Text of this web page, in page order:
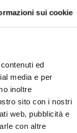
sui cookie
ed
media e per
inoltre
sito con i nostri
web, pubblicità e
con altre